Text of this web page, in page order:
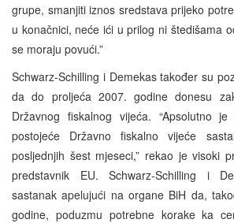
grupe, smanjiti iznos sredstava prijeko
u konačnici, neće ići u prilog ni štedišama
se moraju povući.”
Schwarz-Schilling i Demekas također su
da do proljeća 2007. godine donesu
Državnog fiskalnog vijeća. “Apsolutno
postojeće Državno fiskalno vijeće
posljednjih šest mjeseci,” rekao je visoki
predstavnik EU. Schwarz-Schilling i
sastanak apelujući na organe BiH da,
godine, poduzmu potrebne korake ka